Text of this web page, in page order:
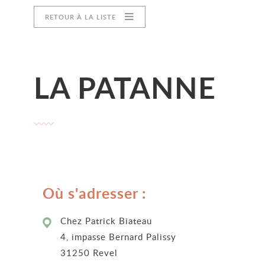
RETOUR À LA LISTE
LA PATANNE
Où s'adresser :
Chez Patrick Biateau
4, impasse Bernard Palissy
31250 Revel